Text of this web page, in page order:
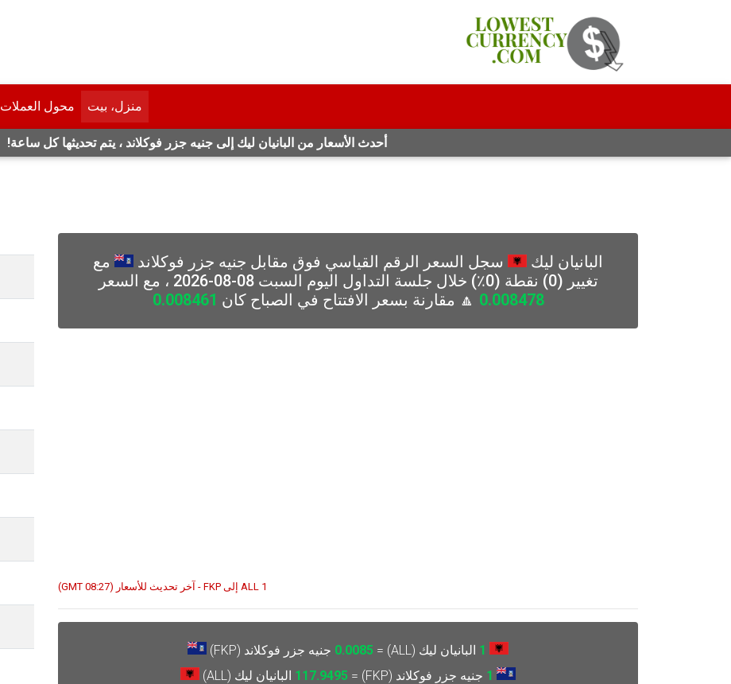
منزل، بيت محول العملات
أحدث الأسعار من البانيان ليك إلى جنيه جزر فوكلاند ، يتم تحديثها كل ساعة!
البانيان ليك سجل السعر الرقم القياسي فوق مقابل جنيه جزر فوكلاند
مع
تغيير (0) نقطة (0٪) خلال جلسة التداول اليوم السبت 08-08-2026 ، مع السعر
0.008478 🔼 مقارنة بسعر الافتتاح في الصباح كان 0.008461
1 ALL إلى FKP - آخر تحديث للأسعار (08:27 GMT)
1 البانيان ليك (ALL) = 0.0085 جنيه جزر فوكلاند (FKP)
1 جنيه جزر فوكلاند (FKP) = 117.9495 البانيان ليك (ALL)